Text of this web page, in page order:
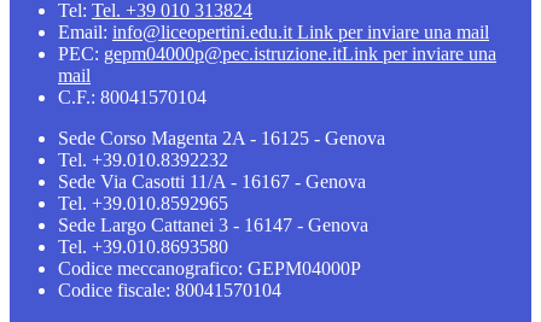
Tel: Tel. +39 010 313824
Email: info@liceopertini.edu.it Link per inviare una mail
PEC: gepm04000p@pec.istruzione.itLink per inviare una
mail
C.F.: 80041570104
Sede Corso Magenta 2A - 16125 - Genova
Tel. +39.010.8392232
Sede Via Casotti 11/A - 16167 - Genova
Tel. +39.010.8592965
Sede Largo Cattanei 3 - 16147 - Genova
Tel. +39.010.8693580
Codice meccanografico: GEPM04000P
Codice fiscale: 80041570104